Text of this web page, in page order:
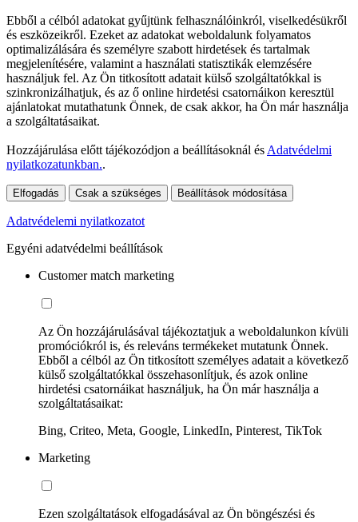
Ebből a célból adatokat gyűjtünk felhasználóinkról, viselkedésükről
és eszközeikről. Ezeket az adatokat weboldalunk folyamatos
optimalizálására és személyre szabott hirdetések és tartalmak
megjelenítésére, valamint a használati statisztikák elemzésére
használjuk fel. Az Ön titkosított adatait külső szolgáltatókkal is
szinkronizálhatjuk, és az ő online hirdetési csatornáikon keresztül
ajánlatokat mutathatunk Önnek, de csak akkor, ha Ön már használja
a szolgáltatásaikat.
Hozzájárulása előtt tájékozódjon a beállításoknál és Adatvédelmi
nyilatkozatunkban..
Elfogadás Csak a szükséges Beállítások módosítása
Adatvédelemi nyilatkozatot
Egyéni adatvédelmi beállítások
Customer match marketing
Az Ön hozzájárulásával tájékoztatjuk a weboldalunkon kívüli
promóciókról is, és releváns termékeket mutatunk Önnek.
Ebből a célból az Ön titkosított személyes adatait a következő
külső szolgáltatókkal összehasonlítjuk, és azok online
hirdetési csatornáikat használjuk, ha Ön már használja a
szolgáltatásaikat:
Bing, Criteo, Meta, Google, LinkedIn, Pinterest, TikTok
Marketing
Ezen szolgáltatások elfogadásával az Ön böngészési és